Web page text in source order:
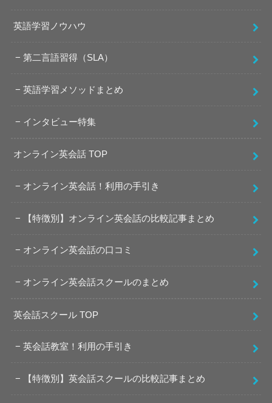
英語学習ノウハウ
第二言語習得（SLA）
英語学習メソッドまとめ
インタビュー特集
オンライン英会話 TOP
オンライン英会話！利用の手引き
【特徴別】オンライン英会話の比較記事まとめ
オンライン英会話の口コミ
オンライン英会話スクールのまとめ
英会話スクール TOP
英会話教室！利用の手引き
【特徴別】英会話スクールの比較記事まとめ